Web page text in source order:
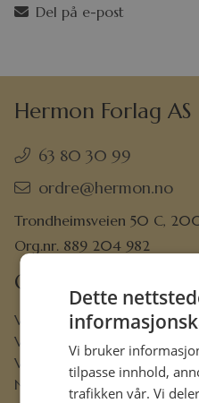
Del på e-post
Hermon Forlag AS
63 80 30 99
ordre@hermon.no
Trondheimsveien 50 C,
Org.nr. 889 204 982
Om oss
Vår visjon
Vår historie
Vårt ansvar
Nettbibel
Dette
Vi bruker
tilpasse innhold,
trafikken vår. Vi